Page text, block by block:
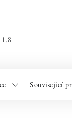
1,8
Související